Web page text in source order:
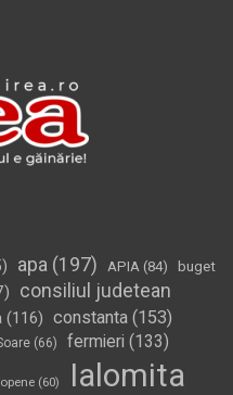
apa (197) APIA (84)
buget
consiliul judetean
(116) constanta (153)
(66) fermieri (133)
(60)
Ialomita